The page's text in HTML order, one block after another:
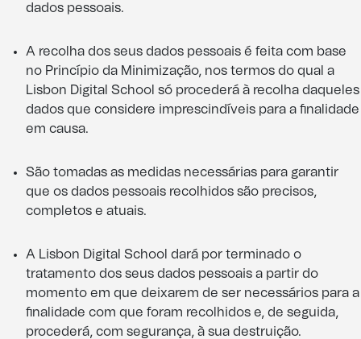
dados pessoais.
A recolha dos seus dados pessoais é feita com base
no Princípio da Minimização, nos termos do qual a
Lisbon Digital School só procederá à recolha daqueles
dados que considere imprescindíveis para a finalidade
em causa.
São tomadas as medidas necessárias para garantir
que os dados pessoais recolhidos são precisos,
completos e atuais.
A Lisbon Digital School dará por terminado o
tratamento dos seus dados pessoais a partir do
momento em que deixarem de ser necessários para a
finalidade com que foram recolhidos e, de seguida,
procederá, com segurança, à sua destruição.